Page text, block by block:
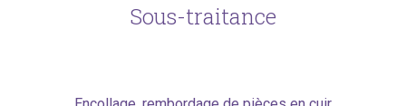
Sous-traitance